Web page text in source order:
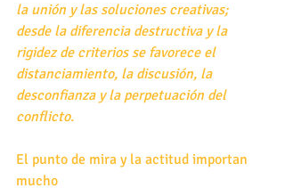
la unión y las soluciones creativas;
desde la diferencia destructiva y la
rigidez de criterios se favorece el
distanciamiento, la discusión, la
desconfianza y la perpetuación del
conflicto.
El punto de mira y la actitud importan
mucho